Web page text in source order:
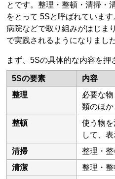
とです。整理・整頓・清掃・
をとって 5Sと呼ばれていま
病院などで取り組みがはじま
で実践されるようになりました
まず、5Sの具体的な内容を押
5Sの要素
内容
整理
必要な
類のほ
整頓
使う物
して、
清掃
整理・
清潔
整理・